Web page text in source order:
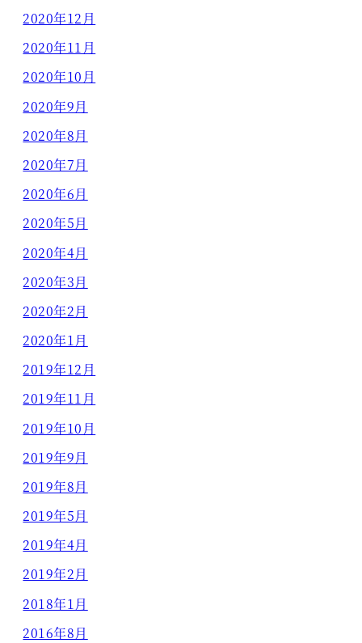
2020年12月
2020年11月
2020年10月
2020年9月
2020年8月
2020年7月
2020年6月
2020年5月
2020年4月
2020年3月
2020年2月
2020年1月
2019年12月
2019年11月
2019年10月
2019年9月
2019年8月
2019年5月
2019年4月
2019年2月
2018年1月
2016年8月